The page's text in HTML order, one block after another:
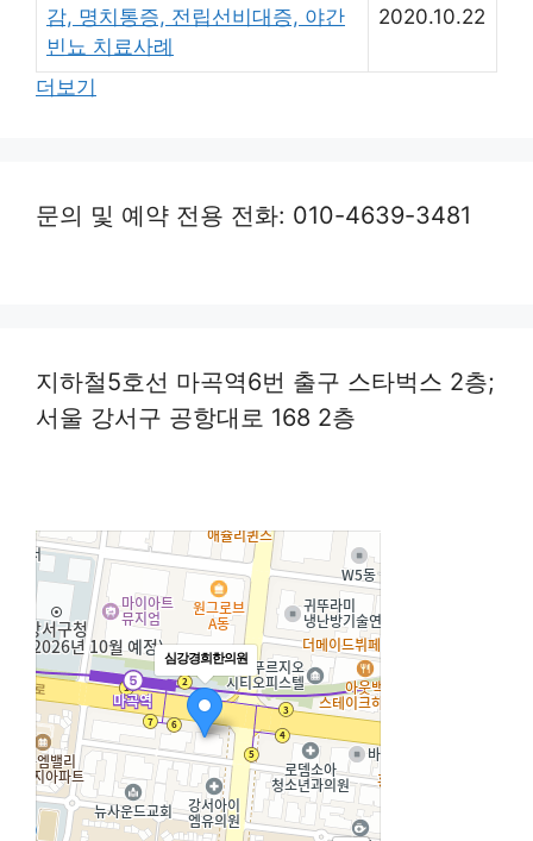
감, 명치통증, 전립선비대증, 야간
빈뇨 치료사례
2020.10.22
더보기
문의 및 예약 전용 전화: 010-4639-3481
지하철5호선 마곡역6번 출구 스타벅스 2층;
서울 강서구 공항대로 168 2층
심강경희한의원